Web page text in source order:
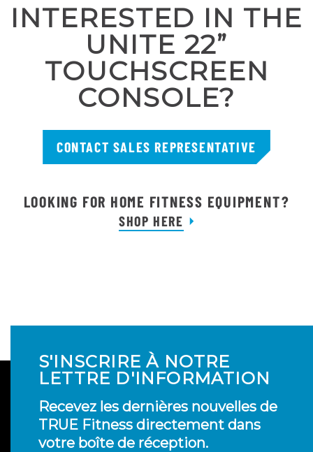
INTERESTED IN THE
UNITE 22”
TOUCHSCREEN
CONSOLE?
CONTACT SALES REPRESENTATIVE
LOOKING FOR HOME FITNESS EQUIPMENT?
SHOP HERE
S'INSCRIRE À NOTRE
LETTRE D'INFORMATION
Recevez les dernières nouvelles de
TRUE Fitness directement dans
votre boîte de réception.